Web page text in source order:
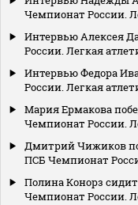
Чемпионат России.
Интервью Алексея
России. Легкая
Интервью Федора
России. Легкая
Мария Ермакова
Чемпионат России.
Дмитрий Чижиков
ПСБ Чемпионат
Полина Конорз
Чемпионат России.